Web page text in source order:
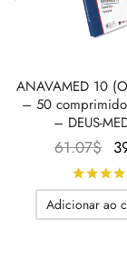
ANAVAMED 10
– 50
– DEUS-
61.07$
Adicionar ao